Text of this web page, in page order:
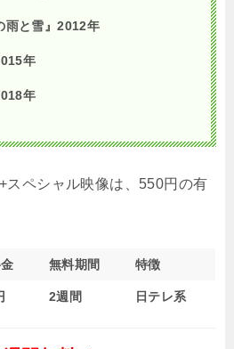
雨と雪』2012年
年
年
スペシャル映像は、550円の有
無料期間 特徴
2週間 日テレ系